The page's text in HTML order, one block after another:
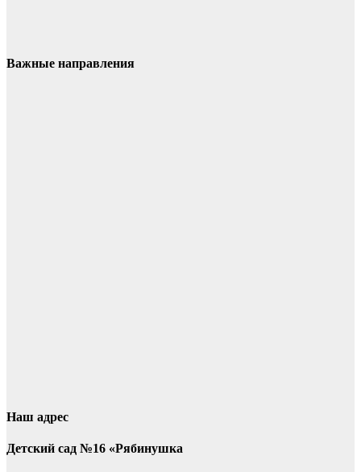
Важные направления
Наш адрес
Детский сад №16 «Рябинушка